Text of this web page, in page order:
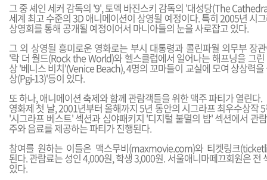
그 중 셰인 세커 감독의 '9', 토멕 바진스키 감독의 '대성당(The
세계 최고 수준의 3D 애니메이션이 상영될 예정이다. 특히 2005년 시
상영회를 통해 공개될 예정이어서 마니아들의 눈을 사로잡고 있다.
그 외 상영될 흥미로운 영화로는 부시 대통령과 콜린파월 외무부 장
'락 더 월드(Rock the World)와 헬스클럽에서 일어나는 해프닝을 그
상 '베니스 비치'(Venice Beach), 4명의 꼬마들이 교실에 모여 상상력
상(Pgi-13)'등이 있다.
또 하나, 애니메이션 축제와 함께 관람객들을 위한 맥주 파티가 열린다.
영화제 첫 날, 2001년부터 올해까지 5년 동안의 시그라프 최우수상작
'시그라프 베스트' 섹션과 심야패키지 '디지털 불멸의 밤' 섹션에서 관
주와 음료를 제공하는 파티가 진행된다.
참여를 원하는 이들은 맥스무비(maxmovie.com)와 티켓링크(
된다. 관람료는 성인 4,000원, 학생 3,000원. 서울애니마떼끄회원은 전
있다.